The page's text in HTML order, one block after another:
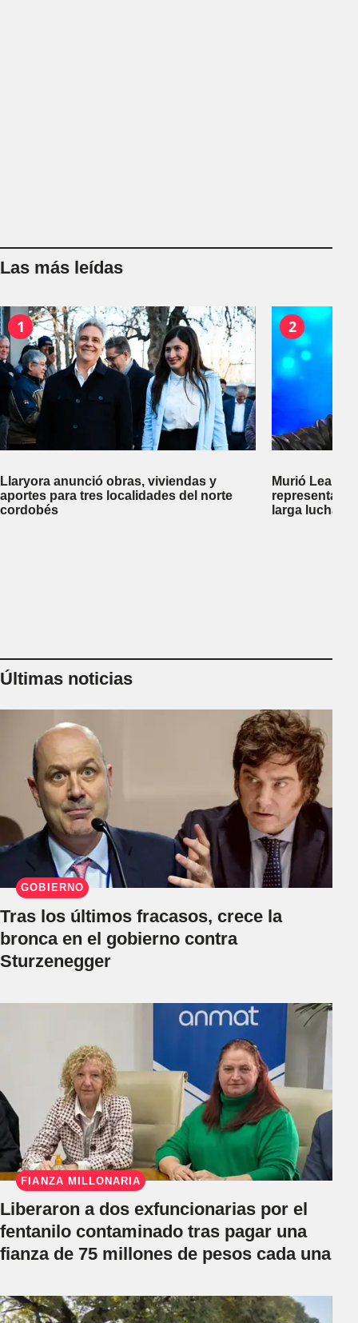
Las más leídas
1
Llaryora anunció obras, viviendas y
aportes para tres localidades del norte
cordobés
2
Murió
larga lucha
Últimas noticias
GOBIERNO
Tras los últimos fracasos, crece la
bronca en el gobierno contra
Sturzenegger
FIANZA MILLONARIA
Liberaron a dos exfuncionarias por el
fentanilo contaminado tras pagar una
fianza de 75 millones de pesos cada una